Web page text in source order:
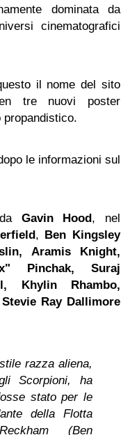
dominata da
cinematografici
il nome del sito
tre nuovi poster
propandistico.
le informazioni sul
Gavin Hood, nel
, Ben Kingsley
Aramis Knight,
Pinchak, Suraj
Khylin Rhambo,
Ray Dallimore
razza aliena,
Scorpioni, ha
stato per le
della Flotta
(Ben